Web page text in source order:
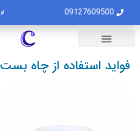
09127609500
فواید استفاده از چاه